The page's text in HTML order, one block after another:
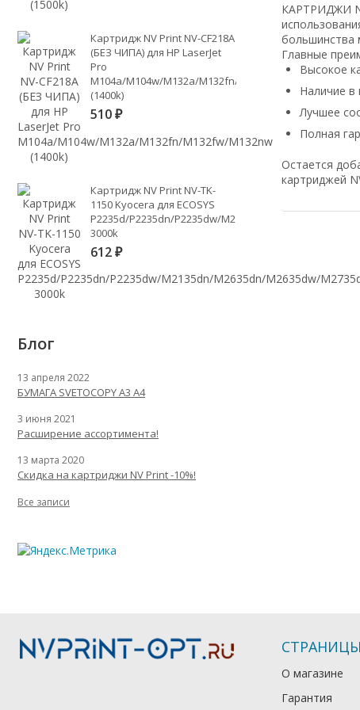
КАРТРИДЖИ
большинства
Главные
Высокое
Наличие в
Лучшее
Полная
Остается
картриджей
Картридж NV Print NV-CF218A
(БЕЗ ЧИПА) для HP LaserJet
Pro
M104a/M104w/M132a/M132fn/M132fw/M132nw
(1400k)
510 ₽
Картридж NV Print NV-TK-
1150 Kyocera для ECOSYS
P2235d/P2235dn/P2235dw/M2135dn/M2635dn/
3000k
612 ₽
Блог
13 апреля 2022
БУМАГА SVETOCOPY A3 A4
3 июня 2021
Расширение ассортимента!
13 марта 2020
Скидка на картриджи NV Print -10%!
Все записи
СТРАНИЦЫ
О магазине
Гарантия